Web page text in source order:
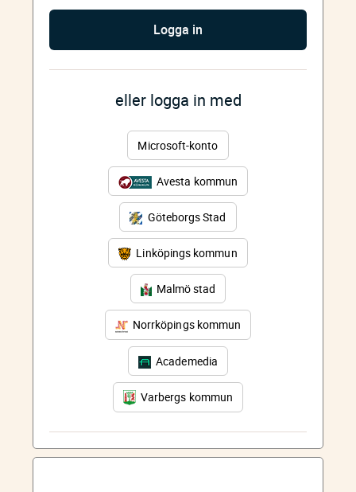
Logga in
eller logga in med
Microsoft-konto
Avesta kommun
Göteborgs Stad
Linköpings kommun
Malmö stad
Norrköpings kommun
Academedia
Varbergs kommun